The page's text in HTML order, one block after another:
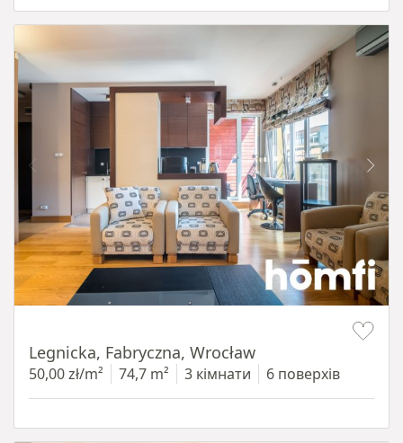
Legnicka, Fabryczna, Wrocław
50,00 zł/m² 74,7 m² 3 кімнати 6 поверхів